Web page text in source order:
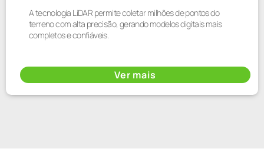
A tecnologia LiDAR permite coletar milhões de pontos do
terreno com alta precisão, gerando modelos digitais mais
completos e confiáveis.
Ver mais